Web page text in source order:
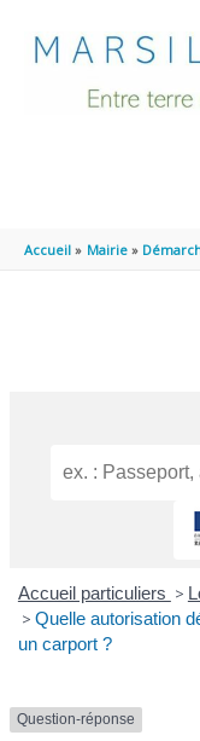
Accueil Mairie
Accueil particuliers >
> Quelle autorisation
un carport ?
Question-réponse